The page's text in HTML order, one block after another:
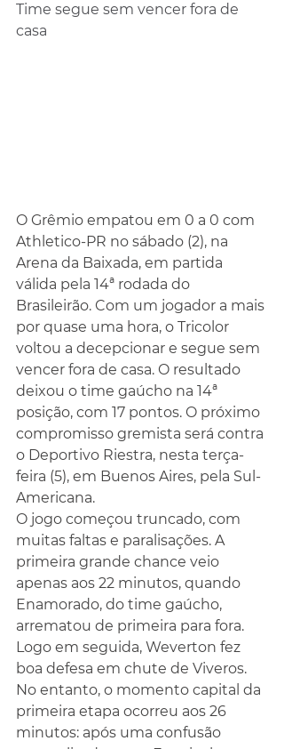
Time segue sem vencer fora de
casa
O Grêmio empatou em 0 a 0 com
Athletico-PR no sábado (2), na
Arena da Baixada, em partida
válida pela 14ª rodada do
Brasileirão. Com um jogador a mais
por quase uma hora, o Tricolor
voltou a decepcionar e segue sem
vencer fora de casa. O resultado
deixou o time gaúcho na 14ª
posição, com 17 pontos. O próximo
compromisso gremista será contra
o Deportivo Riestra, nesta terça-
feira (5), em Buenos Aires, pela Sul-
Americana.
O jogo começou truncado, com
muitas faltas e paralisações. A
primeira grande chance veio
apenas aos 22 minutos, quando
Enamorado, do time gaúcho,
arrematou de primeira para fora.
Logo em seguida, Weverton fez
boa defesa em chute de Viveros.
No entanto, o momento capital da
primeira etapa ocorreu aos 26
minutos: após uma confusão